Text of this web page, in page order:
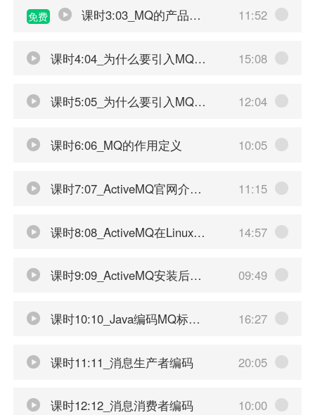
免费 课时3:03_MQ的产品学习说明 11:52
课时4:04_为什么要引入MQ_上 15:08
课时5:05_为什么要引入MQ_下 12:04
课时6:06_MQ的作用定义 10:05
课时7:07_ActiveMQ官网介绍和下载 11:15
课时8:08_ActiveMQ在Linux下安装 14:57
课时9:09_ActiveMQ安装后的控制台访问 09:49
课时10:10_Java编码MQ标准API讲解 16:27
课时11:11_消息生产者编码 20:05
课时12:12_消息消费者编码 10:00